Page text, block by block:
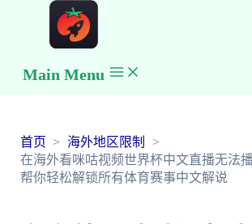
Main Menu
首页
海外地区限制
在海外看咪咕视频世界杯中文直播无法
帮你轻松解锁所有体育赛事中文解说